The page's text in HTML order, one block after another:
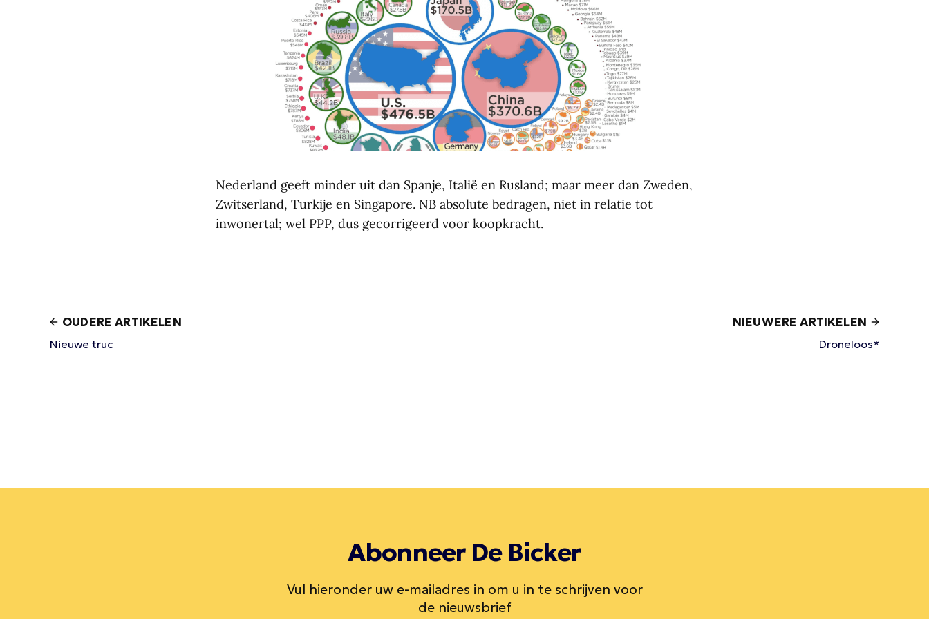
Nederland geeft minder uit dan Spanje, Italië en Rusland; maar meer dan Zweden,
Zwitserland, Turkije en Singapore. NB absolute bedragen, niet in relatie tot
inwonertal; wel PPP, dus gecorrigeerd voor koopkracht.
OUDERE ARTIKELEN
Nieuwe truc
NIEUWERE ARTIKELEN
Droneloos*
Abonneer De Bicker
Vul hieronder uw e-mailadres in om u in te schrijven voor
de nieuwsbrief